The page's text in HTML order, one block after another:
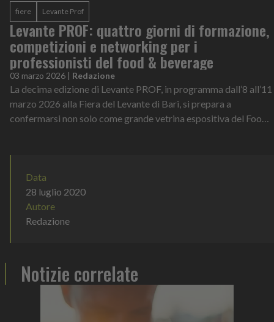
fiere Levante Prof
Levante PROF: quattro giorni di formazione,
competizioni e networking per i
professionisti del food & beverage
03 marzo 2026 | Redazione
La decima edizione di Levante PROF, in programma dall’8 all’11
marzo 2026 alla Fiera del Levante di Bari, si prepara a
confermarsi non solo come grande vetrina espositiva del Food
Data
28 luglio 2020
Autore
Redazione
Notizie correlate